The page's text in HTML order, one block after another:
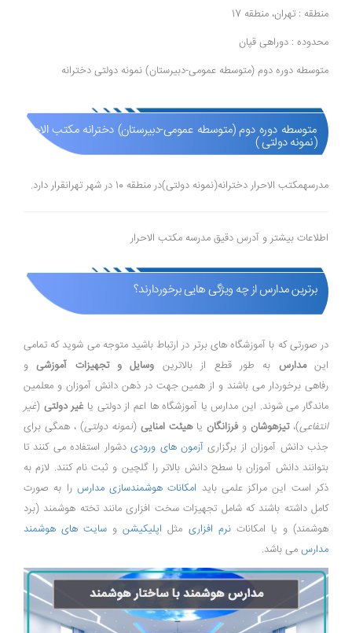
منطقه : تهران، منطقه 17
محدوده : دوراهی قپان
متوسطه دوره دوم (متوسطه عمومی-دبیرستان) نمونه دولتی دخترانه
متوسطه دوره دوم (متوسطه عمومی-دبیرستان) دخترانه مکتب الاحرار
(نمونه دولتی )
مدرسهمکتب الاحرار دخترانه(نمونه دولتی)در منطقه 10 در شهر تهرانقرار دارد.
اطلاعات بیشتر و آدرس دقیق مدرسه مکتب الاحرار
برترین مدارس از چه ویژگی هایی برخوردارند؟
در صورتی که با آموزشگاه های برتر در ارتباط باشید متوجه می شوید که تمامی
اینمدارس به طور قطع از بالاترین وسایل و تجهیزات آموزشیو
رفاهی برخوردار می باشند و از همین جهت در ذهن دانش آموزان و معلمین
ماندگار می شوند. این مدارس یا آموزشگاه ها اعم از دولتی یا غیر دولتی (غیر
انتفاعی)،تیزهوشان و فرزانگان یاهیئت امنایی (نمونه دولتی) ، همگی برای
جذب دانش آموزان از برگزاریآزمون های ورودیدشوار استفاده می کنند تا
بتوانند دانش آموزان با سطح دانش بالاتر را گلچین و ثبت نام کنند. لازم به
ذکر است این مراکز علمی باید امکانات هوشمندسازی مدارس را به صورت
کامل داشته باشند که شامل تجهیزات سخت افزاری مانند تخته هوشمند (برد
هوشمند) و یا امکاناتنرم افزاری مثل اپلیکیشنو سایت های هوشمند
مدارس می باشد.